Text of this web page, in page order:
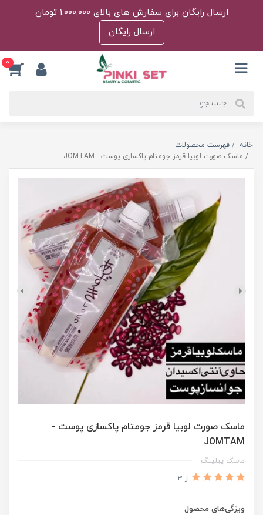
ارسال رایگان برای سفارش های بالای 1.000.000 تومان
ارسال رایگان
0
خانه
فهرست محصولات
ماسک صورت لوبیا قرمز جومتام پاکسازی پوست - JOMTAM
ماسک صورت لوبیا قرمز جومتام پاکسازی پوست -
JOMTAM
ماسک پیلینگ
از 3
ویژگی‌های محصول